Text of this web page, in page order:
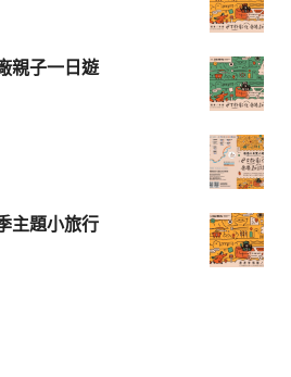
親子一日遊
主題小旅行